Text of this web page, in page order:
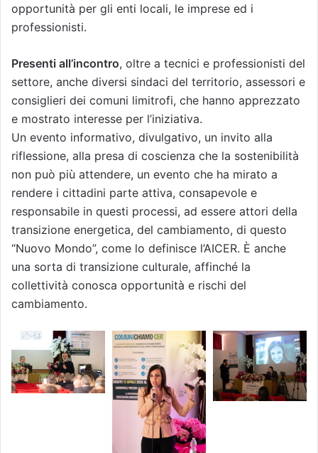
opportunità per gli enti locali, le imprese ed i
professionisti.
Presenti all’incontro, oltre a tecnici e professionisti del
settore, anche diversi sindaci del territorio, assessori e
consiglieri dei comuni limitrofi, che hanno apprezzato
e mostrato interesse per l’iniziativa.
Un evento informativo, divulgativo, un invito alla
riflessione, alla presa di coscienza che la sostenibilità
non può più attendere, un evento che ha mirato a
rendere i cittadini parte attiva, consapevole e
responsabile in questi processi, ad essere attori della
transizione energetica, del cambiamento, di questo
“Nuovo Mondo”, come lo definisce l’AICER. È anche
una sorta di transizione culturale, affinché la
collettività conosca opportunità e rischi del
cambiamento.